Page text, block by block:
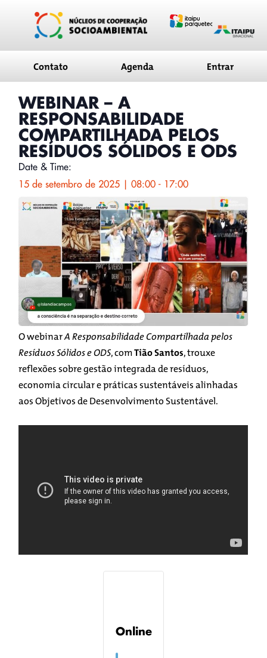
conteúdo
Contato Agenda Entrar
WEBINAR – A
RESPONSABILIDADE
COMPARTILHADA PELOS
RESÍDUOS SÓLIDOS E ODS
Date & Time:
15 de setembro de 2025 |08:00 - 17:00
O webinarA Responsabilidade Compartilhada pelos
Resíduos Sólidos e ODS, comTião Santos, trouxe
reflexões sobre gestão integrada de resíduos,
economia circular e práticas sustentáveis alinhadas
aos Objetivos de Desenvolvimento Sustentável.
Online